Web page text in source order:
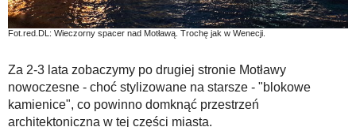
Fot.red.DL: Wieczorny spacer nad Motławą. Trochę jak w Wenecji.
Za 2-3 lata zobaczymy po drugiej stronie Motławy
nowoczesne - choć stylizowane na starsze - "blokowe
kamienice", co powinno domknąć przestrzeń
architektoniczna w tej części miasta.